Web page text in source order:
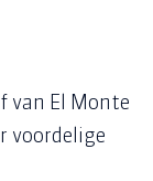
van El Monte
voordelige